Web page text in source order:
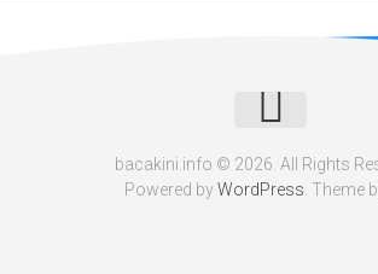
bacakini.info © 2026. All Rights
Powered byWordPress . Theme